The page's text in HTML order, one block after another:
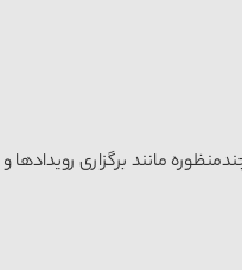
مانند برگزاری رویدادها و